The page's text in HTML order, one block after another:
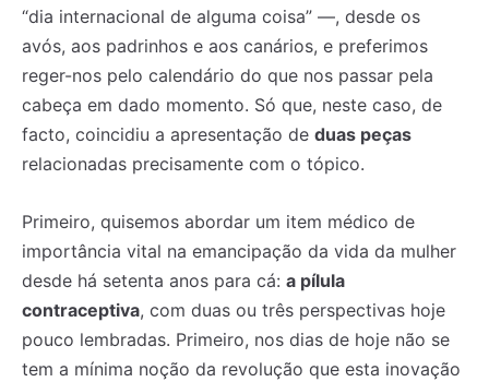
“dia internacional de alguma coisa” —, desde os
avós, aos padrinhos e aos canários, e preferimos
reger-nos pelo calendário do que nos passar pela
cabeça em dado momento. Só que, neste caso, de
facto, coincidiu a apresentação de duas peças
relacionadas precisamente com o tópico.
Primeiro, quisemos abordar um item médico de
importância vital na emancipação da vida da mulher
desde há setenta anos para cá: a pílula
contraceptiva, com duas ou três perspectivas hoje
pouco lembradas. Primeiro, nos dias de hoje não se
tem a mínima noção da revolução que esta inovação